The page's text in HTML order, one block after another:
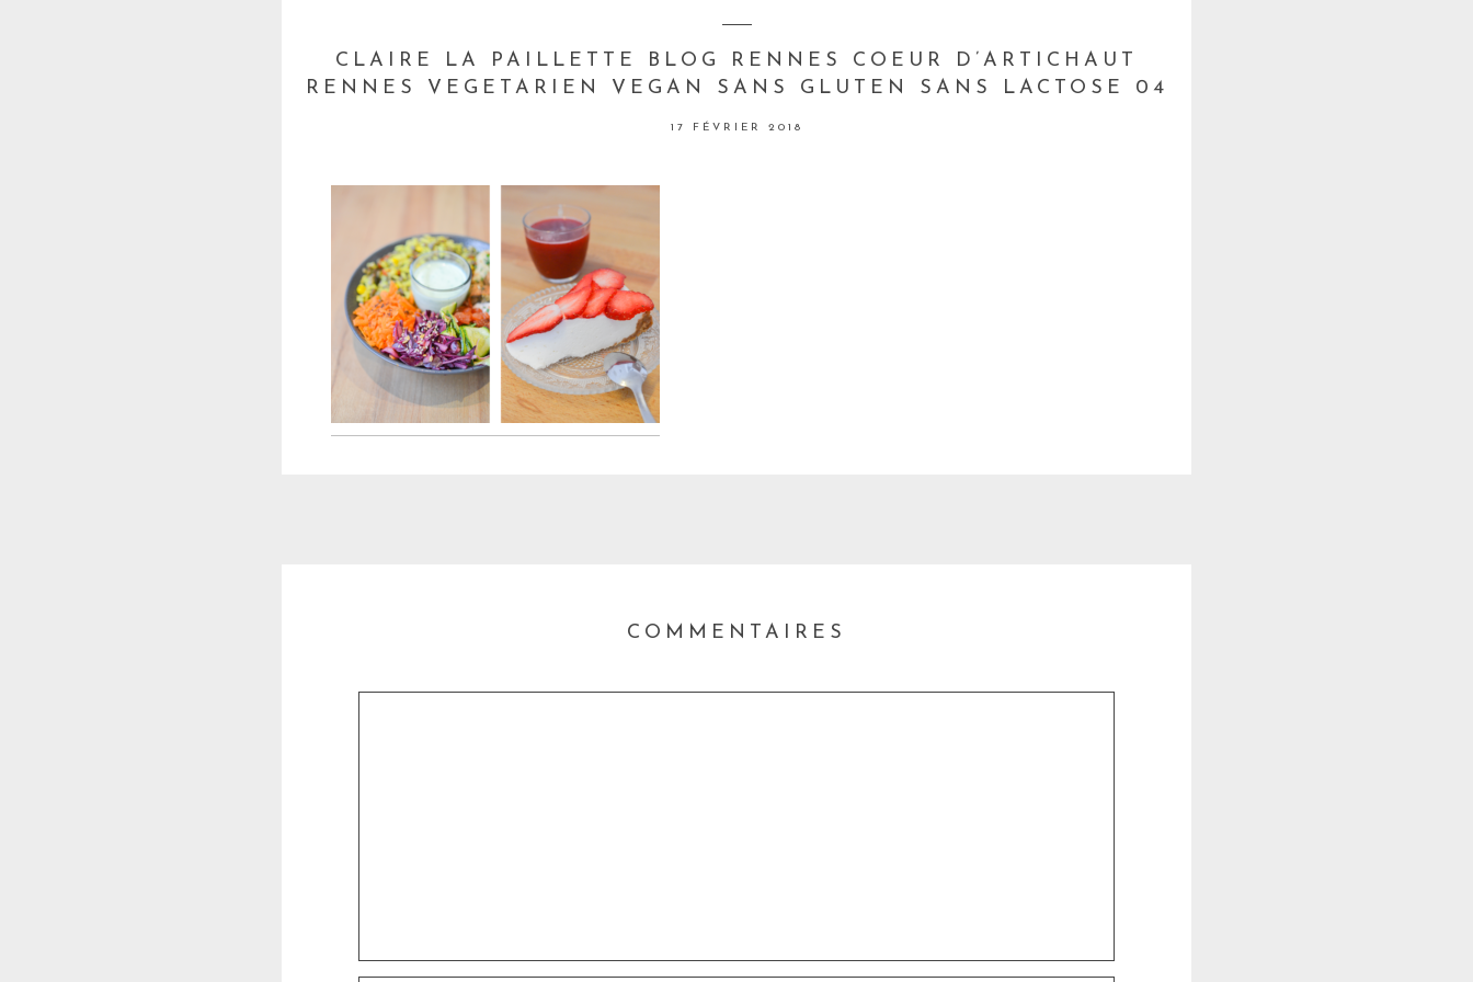
CLAIRE LA PAILLETTE BLOG RENNES COEUR D’ARTICHAUT
RENNES VEGETARIEN VEGAN SANS GLUTEN SANS LACTOSE 04
17 FÉVRIER 2018
COMMENTAIRES